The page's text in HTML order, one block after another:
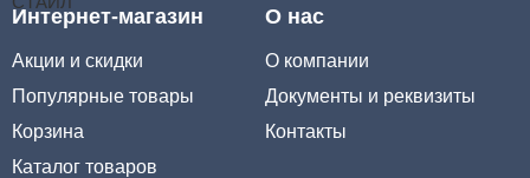
Интернет-магазин
Акции и скидки
Популярные товары
Корзина
Каталог товаров
О нас
О компании
Документы и реквизиты
Контакты